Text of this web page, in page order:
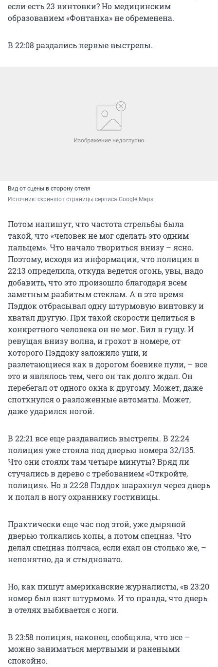
если есть 23 винтовки? Но медицинским
образованием «Фонтанка» не обременена.
В 22:08 раздались первые выстрелы.
Вид от сцены в сторону отеля
Источник: скриншот страницы сервиса Google.Maps
Потом напишут, что частота стрельбы была
такой, что «человек не мог сделать это одним
пальцем». Что начало твориться внизу – ясно.
Поэтому, исходя из информации, что полиция в
22:13 определила, откуда ведется огонь, увы, надо
добавить, что это произошло благодаря всем
заметным разбитым стеклам. А в это время
Пэддок отбрасывал одну штурмовую винтовку и
хватал другую. При такой скорости целиться в
конкретного человека он не мог. Бил в гущу. И
ревущая внизу волна, и грохот в номере, от
которого Пэддоку заложило уши, и
разлетающиеся как в дорогом боевике пули, – все
это и являлось тем, чего он так долго ждал. Он
перебегал от одного окна к другому. Может, даже
споткнулся о разложенные автоматы. Может,
даже ударился ногой.
В 22:21 все еще раздавались выстрелы. В 22:24
полиция уже стояла под дверью номера 32/135.
Что они стояли там четыре минуты? Вряд ли
стучались в дерево с требованием «Откройте,
полиция». Но в 22:28 Пэддок шарахнул через дверь
и попал в ногу охраннику гостиницы.
Практически еще час под этой, уже дырявой
дверью толкались копы, а потом спецназ. Что
делал спецназ полчаса, если ехал он столько же, –
непонятно, да и стыдновато.
Но, как пишут американские журналисты, «в 23:20
номер был взят штурмом». И то правда, что дверь
в отелях выбивается с ноги.
В 23:58 полиция, наконец, сообщила, что все –
можно заниматься мертвыми и ранеными
спокойно.